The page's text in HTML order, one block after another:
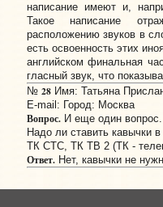
написание имеют и,
Такое написание
расположению звуков в
есть освоенность этих
английском финальная
гласный звук, что
№ 28Имя: Татьяна
E-mail: Город: Москва
Вопрос.И еще один вопрос.
Надо ли ставить кавычки
ТК СТС, ТК ТВ 2 (ТК -
Ответ.Нет, кавычки не